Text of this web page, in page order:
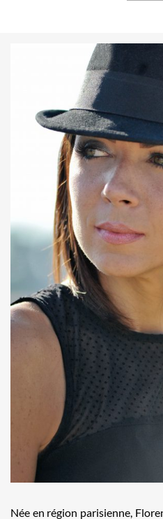
Née en région parisienne,